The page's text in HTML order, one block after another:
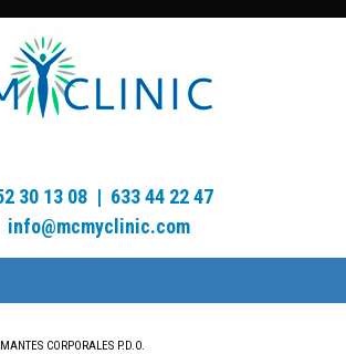
30 13 08 | 633 44 22 47
info@mcmyclinic.com
CORPORALES P.D.O.